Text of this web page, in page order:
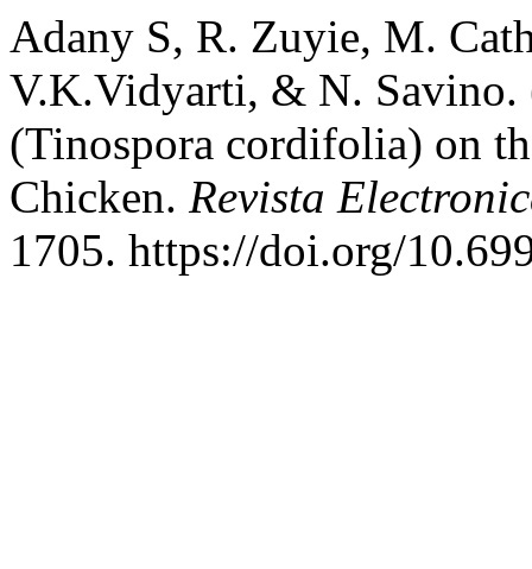
Adany S, R. Zuyie, M.
V.K.Vidyarti, & N.
(Tinospora cordifolia) on
Chicken. Revista
1705. https://doi.org/